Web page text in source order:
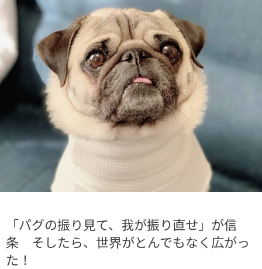
「パグの振り見て、我が振り直せ」が信
条 そしたら、世界がとんでもなく広がっ
た！